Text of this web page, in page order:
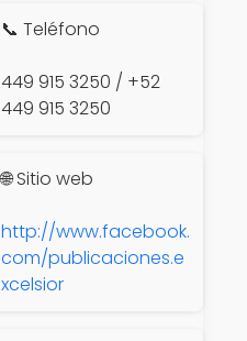
📞 Teléfono
449 915 3250 / +52
449 915 3250
🌐 Sitio web
http://www.facebook.
com/publicaciones.e
xcelsior